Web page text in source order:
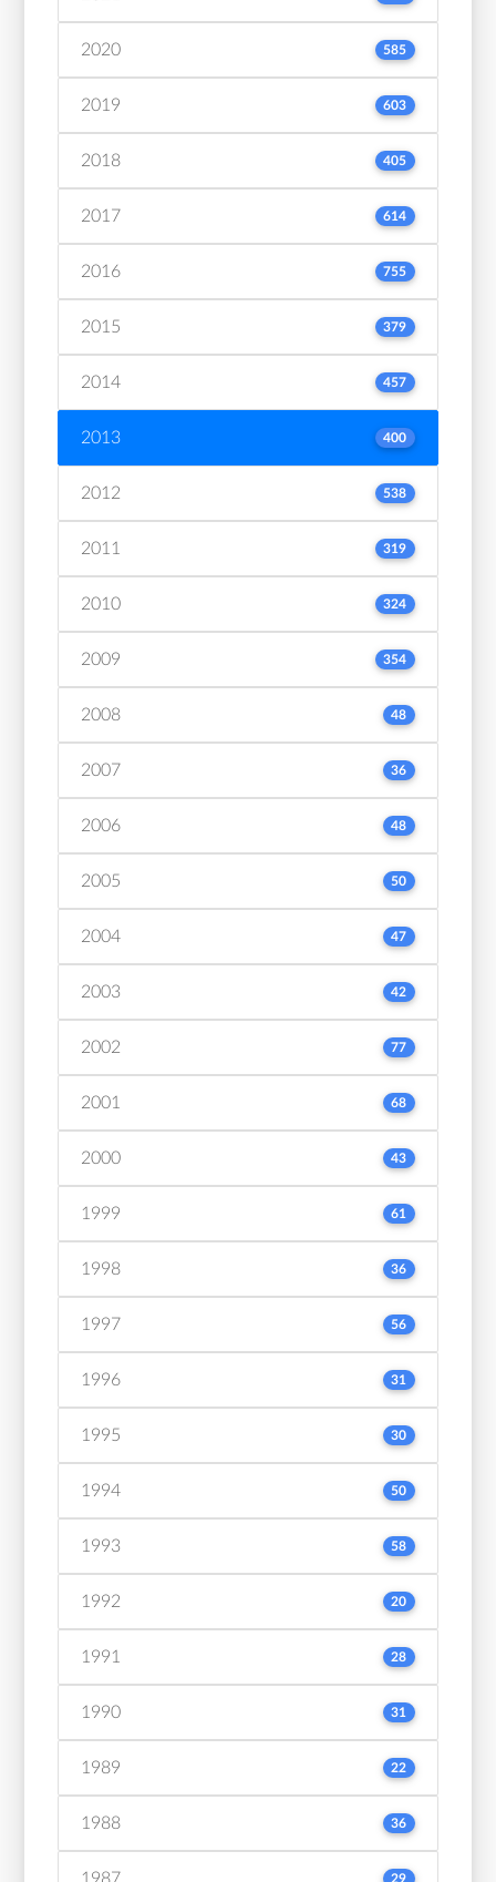
2020 585
2019 603
2018 405
2017 614
2016 755
2015 379
2014 457
2013 400
2012 538
2011 319
2010 324
2009 354
2008 48
2007 36
2006 48
2005 50
2004 47
2003 42
2002 77
2001 68
2000 43
1999 61
1998 36
1997 56
1996 31
1995 30
1994 50
1993 58
1992 20
1991 28
1990 31
1989 22
1988 36
1987 29